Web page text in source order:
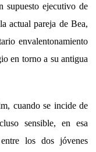
supuesto ejecutivo de
actual pareja de Bea,
envalentonamiento
en torno a su antigua
cuando se incide de
sensible, en esa
los dos jóvenes